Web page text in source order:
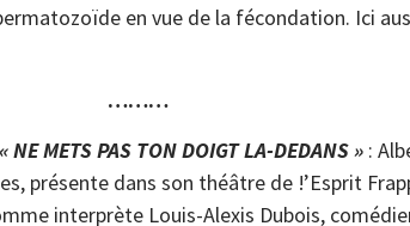
en vue de la fécondation. Ici
………
NE METS PAS TON DOIGT LA-DEDANS » :
présente dans son théâtre de !’Esprit
interprète Louis-Alexis Dubois,